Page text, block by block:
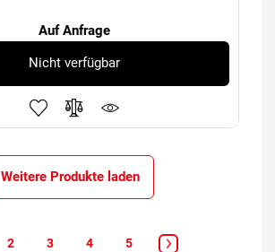
Auf Anfrage
Nicht verfügbar
Weitere Produkte laden
2 3 4 5